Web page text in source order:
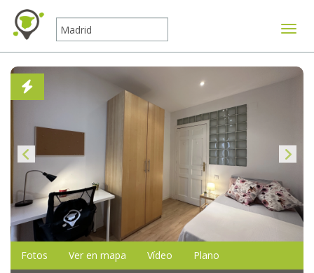
Fotos Ver en mapa Vídeo Plano